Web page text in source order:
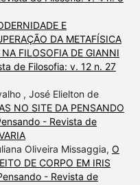
E
DA METAFÍSICA
FILOSOFIA DE GIANNI
de Filosofia: v. 12 n. 27
, José Elielton de
NO SITE DA PENSANDO
- Revista de
Oliveira Missaggia, O
DE CORPO EM IRIS
- Revista de